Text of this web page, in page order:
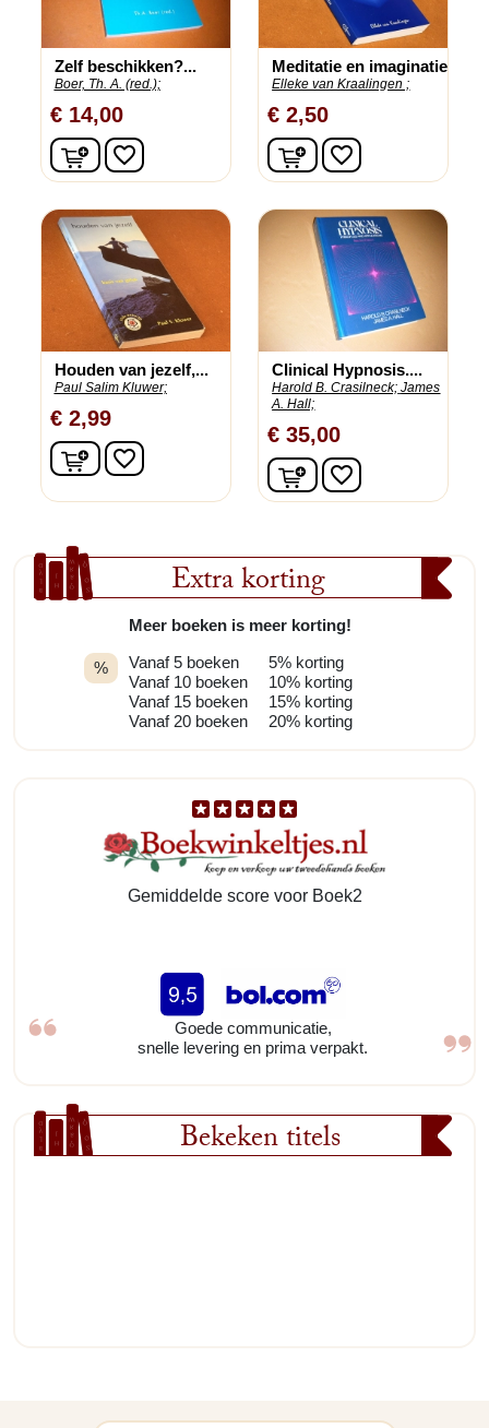
Extra korting
%
Meer boeken is meer korting!
Vanaf 5 boeken
Vanaf 10 boeken
Vanaf 15 boeken
Vanaf 20 boeken
5% korting
10% korting
15% korting
20% korting
Gemiddelde score voor Boek2
Goede communicatie,
snelle levering en prima verpakt.
Bekeken titels
Zelf beschikken?...
Boer, Th. A. (red.);
€ 14,00
In winkelwagen
favorite_border
Meditatie en imaginatie
Elleke van Kraalingen ;
€ 2,50
In winkelwagen
favorite_border
Houden van jezelf,...
Paul Salim Kluwer;
€ 2,99
In winkelwagen
favorite_border
Clinical Hypnosis....
Harold B. Crasilneck; James
A. Hall;
€ 35,00
In winkelwagen
favorite_border